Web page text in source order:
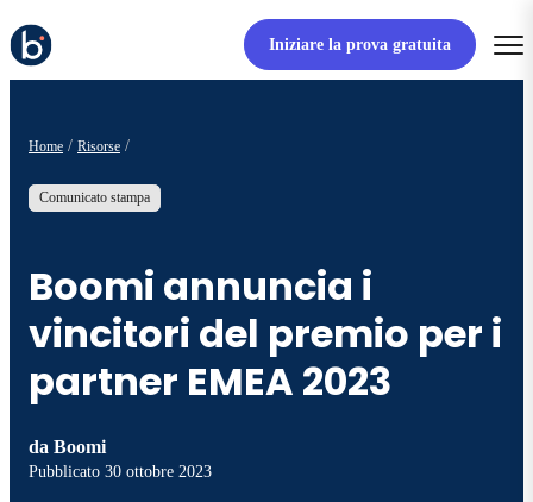
Iniziare la prova gratuita
Home Risorse
Comunicato stampa
Boomi annuncia i
vincitori del premio per i
partner EMEA 2023
da Boomi
Pubblicato 30 ottobre 2023